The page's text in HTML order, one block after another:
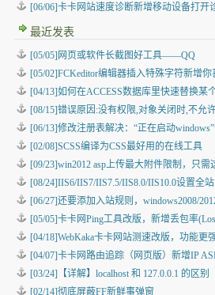
[06/06]卡卡网站速度诊断新增移动设备打开
最近发表
[05/05]网页或软件长截图好工具——QQ
[05/02]FCKeditor编辑器插入特殊字符新增你
[04/13]如何在ACCESS数据库里快速替换某
[08/15]错误原因:没有权限,对象关闭时,不允
[06/13]修改注册表解决：“正在启动
[02/08]SCSS编译为CSS最好用的在线工具
[09/23]win2012 asp上传最大附件限制，只
[08/24]IIS6/IIS7/IIS7.5/IIS8.0/IIS10.0设置全
[06/27]还要添加入站规则，windows2008/
[05/05]卡卡网Ping工具改版，新增丢包率
[04/18]WebKaka卡卡网站测速改版，功能更
[04/07]卡卡网路由追踪（网页版）新增IP
[03/24]【详解】localhost 和 127.0.0.1 的区别
[02/14]彻底屏蔽FF新鲜事弹窗